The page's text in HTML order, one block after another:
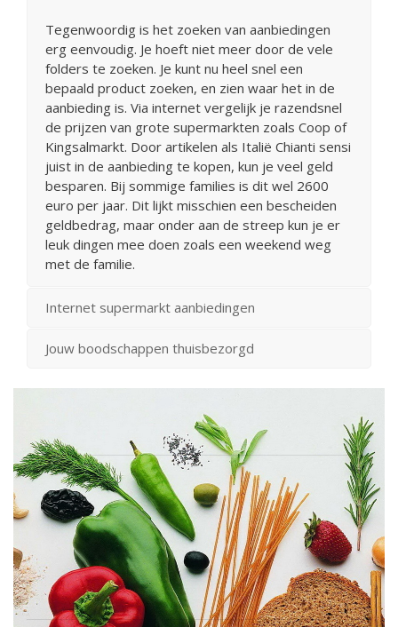
Tegenwoordig is het zoeken van aanbiedingen
erg eenvoudig. Je hoeft niet meer door de vele
folders te zoeken. Je kunt nu heel snel een
bepaald product zoeken, en zien waar het in de
aanbieding is. Via internet vergelijk je razendsnel
de prijzen van grote supermarkten zoals Coop of
Kingsalmarkt. Door artikelen als Italië Chianti sensi
juist in de aanbieding te kopen, kun je veel geld
besparen. Bij sommige families is dit wel 2600
euro per jaar. Dit lijkt misschien een bescheiden
geldbedrag, maar onder aan de streep kun je er
leuk dingen mee doen zoals een weekend weg
met de familie.
Internet supermarkt aanbiedingen
Jouw boodschappen thuisbezorgd